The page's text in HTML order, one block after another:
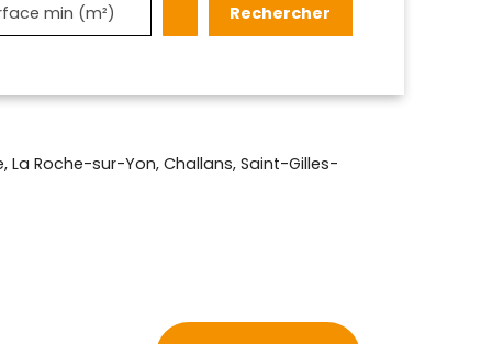
min (m²) Rechercher
Roche-sur-Yon, Challans, Saint-Gilles-